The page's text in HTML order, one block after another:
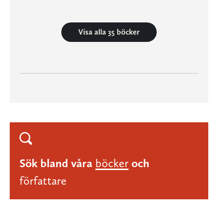
Visa alla 35 böcker
Sök bland våra böcker och
författare